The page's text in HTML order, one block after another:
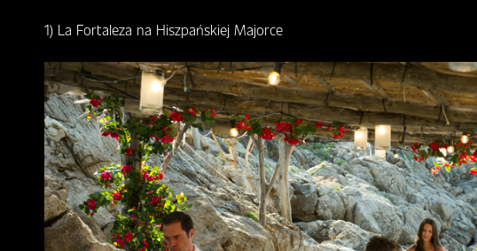
1) La Fortaleza na Hiszpańskiej Majorce